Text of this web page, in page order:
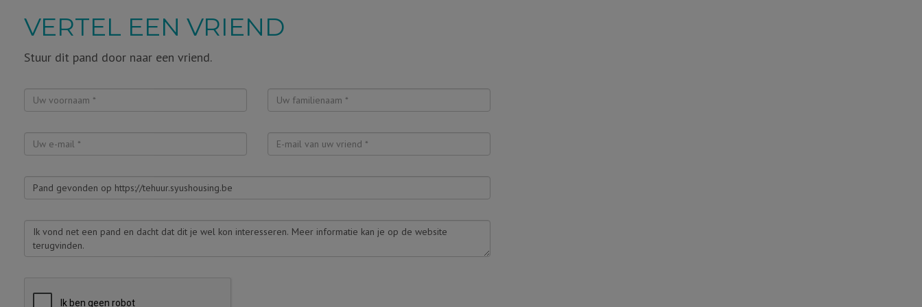
VERTEL EEN VRIEND
Stuur dit pand door naar een vriend.